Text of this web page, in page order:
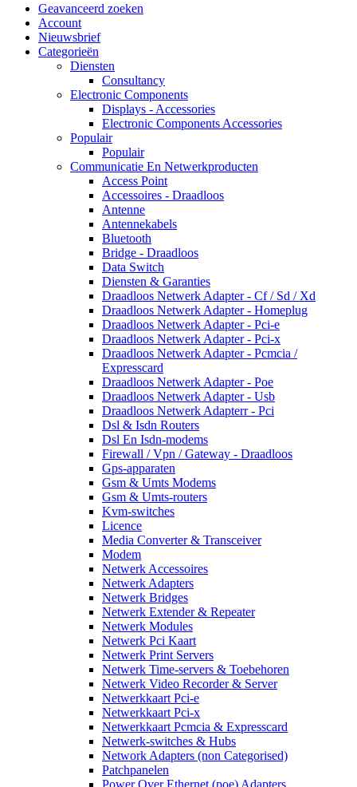
Geavanceerd zoeken
Account
Nieuwsbrief
Categorieën
Diensten
Consultancy
Electronic Components
Displays - Accessories
Electronic Components Accessories
Populair
Populair
Communicatie En Netwerkproducten
Access Point
Accessoires - Draadloos
Antenne
Antennekabels
Bluetooth
Bridge - Draadloos
Data Switch
Diensten & Garanties
Draadloos Netwerk Adapter - Cf / Sd / Xd
Draadloos Netwerk Adapter - Homeplug
Draadloos Netwerk Adapter - Pci-e
Draadloos Netwerk Adapter - Pci-x
Draadloos Netwerk Adapter - Pcmcia /
Expresscard
Draadloos Netwerk Adapter - Poe
Draadloos Netwerk Adapter - Usb
Draadloos Netwerk Adapterr - Pci
Dsl & Isdn Routers
Dsl En Isdn-modems
Firewall / Vpn / Gateway - Draadloos
Gps-apparaten
Gsm & Umts Modems
Gsm & Umts-routers
Kvm-switches
Licence
Media Converter & Transceiver
Modem
Netwerk Accessoires
Netwerk Adapters
Netwerk Bridges
Netwerk Extender & Repeater
Netwerk Modules
Netwerk Pci Kaart
Netwerk Print Servers
Netwerk Time-servers & Toebehoren
Netwerk Video Recorder & Server
Netwerkkaart Pci-e
Netwerkkaart Pci-x
Netwerkkaart Pcmcia & Expresscard
Netwerk-switches & Hubs
Network Adapters (non Categorised)
Patchpanelen
Power Over Ethernet (poe) Adapters